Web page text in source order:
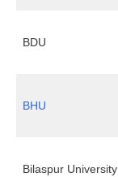
BDU
BHU
Bilaspur University